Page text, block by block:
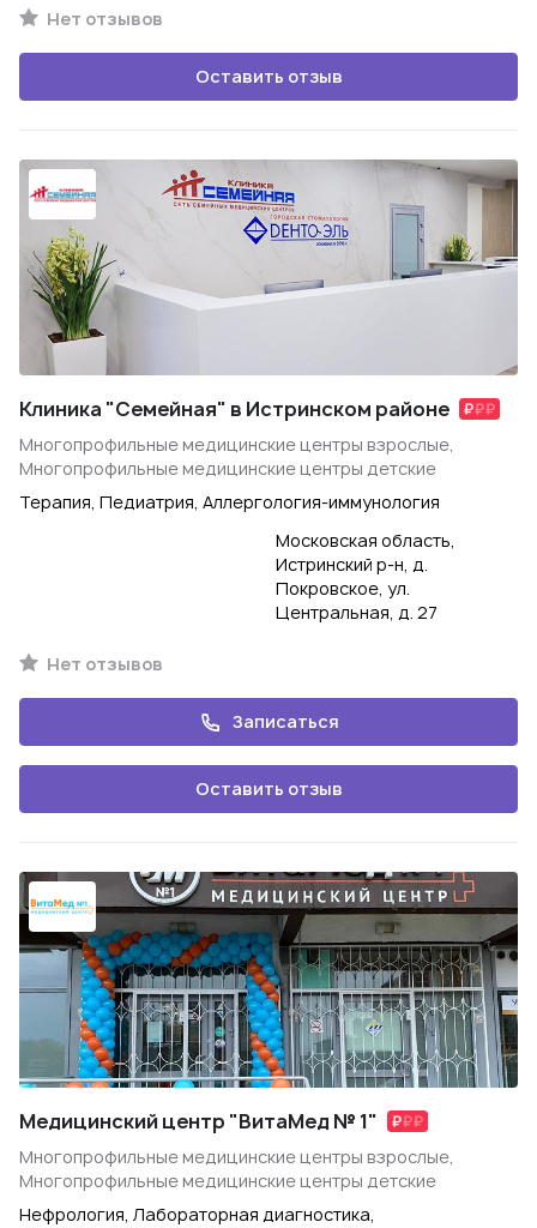
Нет отзывов
Оставить отзыв
Клиника "Семейная" в Истринском районе
Многопрофильные медицинские центры взрослые,
Многопрофильные медицинские центры детские
Терапия, Педиатрия, Аллергология-иммунология
Московская область,
Истринский р-н, д.
Покровское, ул.
Центральная, д. 27
Нет отзывов
Записаться
Оставить отзыв
Медицинский центр "ВитаМед № 1"
Многопрофильные медицинские центры взрослые,
Многопрофильные медицинские центры детские
Нефрология, Лабораторная диагностика,